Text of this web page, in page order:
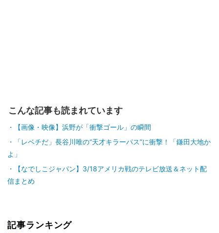
こんな記事も読まれています
【画像・映像】浜野が「衝撃ゴール」の瞬間
「レベチだ」長谷川唯の“天才キラーパス”に衝撃！「鎌田大地か
よ」
【なでしこジャパン】3/18アメリカ戦のテレビ放送＆ネット配
信まとめ
記事ランキング